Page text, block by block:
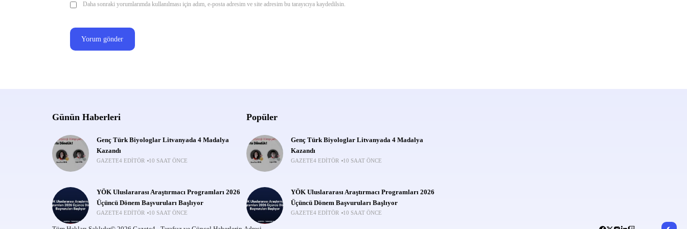
Daha sonraki yorumlarımda kullanılması için adım, e-posta adresim ve site adresim bu tarayıcıya kaydedilsin.
Günün Haberleri
Genç Türk Biyologlar Litvanyada 4 Madalya
Kazandı
GAZETE4 EDITÖR 10 SAAT ÖNCE
YÖK Uluslararası Araştırmacı Programları 2026
Üçüncü Dönem Başvuruları Başlıyor
GAZETE4 EDITÖR 10 SAAT ÖNCE
Popüler
Genç Türk Biyologlar Litvanyada 4 Madalya
Kazandı
GAZETE4 EDITÖR 10 SAAT ÖNCE
YÖK Uluslararası Araştırmacı Programları 2026
Üçüncü Dönem Başvuruları Başlıyor
GAZETE4 EDITÖR 10 SAAT ÖNCE